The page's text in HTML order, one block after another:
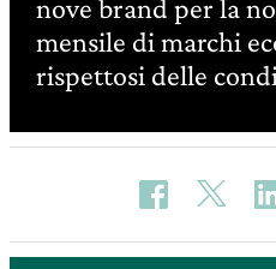
nove brand per la
mensile di marchi
rispettosi delle